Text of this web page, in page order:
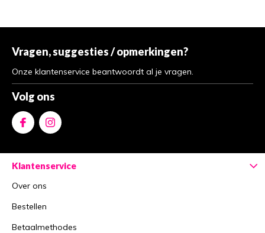
Vragen, suggesties / opmerkingen?
Onze klantenservice beantwoordt al je vragen.
Volg ons
Klantenservice
Over ons
Bestellen
Betaalmethodes